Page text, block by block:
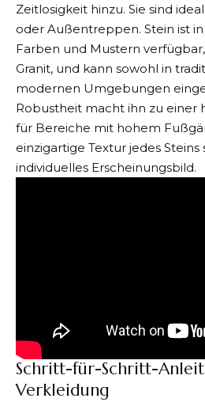
Zeitlosigkeit hinzu. Sie sind
oder Außentreppen. Stein ist
Farben und Mustern
Granit, und kann sowohl in
modernen Umgebungen
Robustheit macht ihn zu einer
für Bereiche mit hohem
einzigartige Textur jedes Steins
individuelles Erscheinungsbild.
Schritt-für-Schritt-
Verkleidung